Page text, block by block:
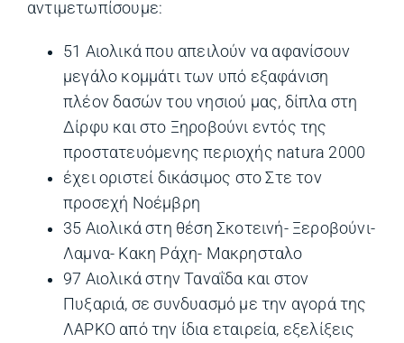
αντιμετωπίσουμε:
51 Αιολικά που απειλούν να αφανίσουν
μεγάλο κομμάτι των υπό εξαφάνιση
πλέον δασών του νησιού μας, δίπλα στη
Δίρφυ και στο Ξηροβούνι εντός της
προστατευόμενης περιοχής natura 2000
έχει οριστεί δικάσιμος στο Στε τον
προσεχή Νοέμβρη
35 Αιολικά στη θέση Σκοτεινή- Ξεροβούνι-
Λαμνα- Κακη Ράχη- Μακρησταλο
97 Αιολικά στην Ταναΐδα και στον
Πυξαριά, σε συνδυασμό με την αγορά της
ΛΑΡΚΟ από την ίδια εταιρεία, εξελίξεις